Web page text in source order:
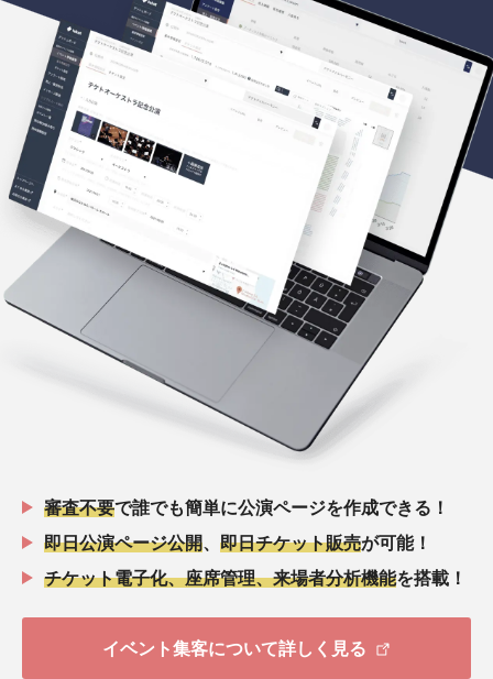
審査不要で誰でも簡単に公演ページを作成できる！
即日公演ページ公開
即日チケット販売が可能！
チケット電子化、座席管理、来場者分析機能を搭載！
イベント集客について詳しく見る